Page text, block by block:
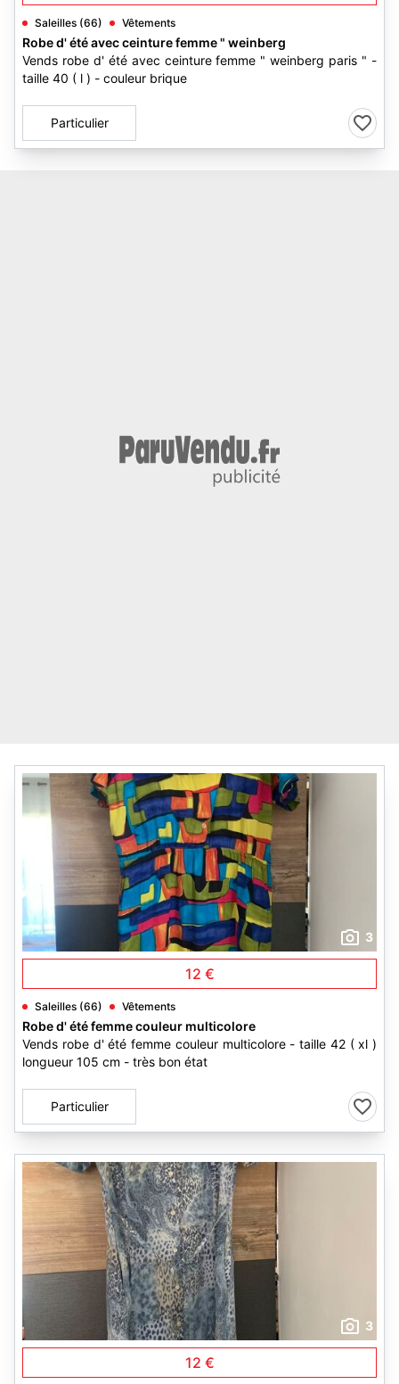
Saleilles (66) Vêtements
Robe d' été avec ceinture femme " weinberg
Vends robe d' été avec ceinture femme " weinberg paris " -
taille 40 ( l ) - couleur brique
Particulier
3
12 €
Saleilles (66) Vêtements
Robe d' été femme couleur multicolore
Vends robe d' été femme couleur multicolore - taille 42 ( xl )
longueur 105 cm - très bon état
Particulier
3
12 €